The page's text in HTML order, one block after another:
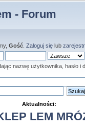
- Forum
Gość. Zaloguj sięlub
nazwę użytkownika, hasło i
Aktualności:
LEM